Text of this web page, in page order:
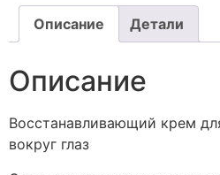
Описание Детали
Описание
Восстанавливающий крем
вокруг глаз